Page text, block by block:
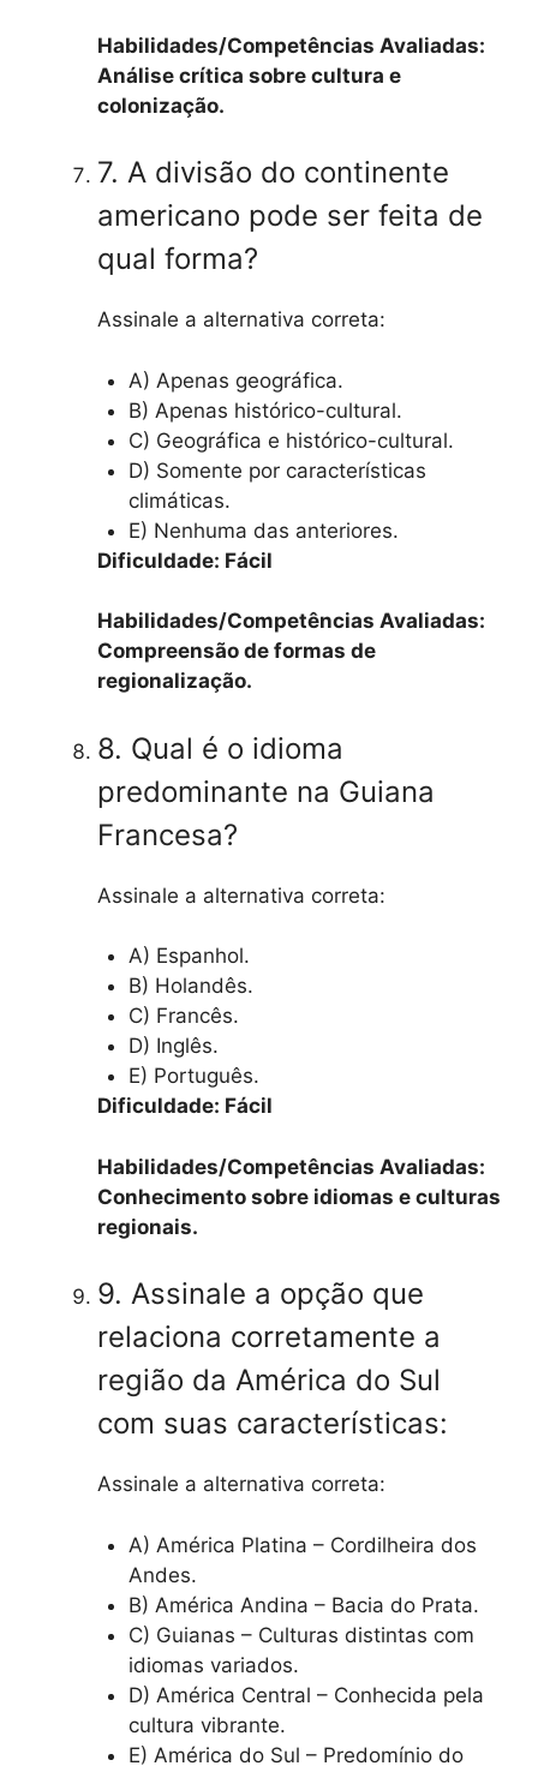
Habilidades/Competências Avaliadas:
Análise crítica sobre cultura e
colonização.
7. A divisão do continente
americano pode ser feita de
qual forma?
Assinale a alternativa correta:
A) Apenas geográfica.
B) Apenas histórico-cultural.
C) Geográfica e histórico-cultural.
D) Somente por características
climáticas.
E) Nenhuma das anteriores.
Dificuldade: Fácil
Habilidades/Competências Avaliadas:
Compreensão de formas de
regionalização.
8. Qual é o idioma
predominante na Guiana
Francesa?
Assinale a alternativa correta:
A) Espanhol.
B) Holandês.
C) Francês.
D) Inglês.
E) Português.
Dificuldade: Fácil
Habilidades/Competências Avaliadas:
Conhecimento sobre idiomas e culturas
regionais.
9. Assinale a opção que
relaciona corretamente a
região da América do Sul
com suas características:
Assinale a alternativa correta:
A) América Platina – Cordilheira dos
Andes.
B) América Andina – Bacia do Prata.
C) Guianas – Culturas distintas com
idiomas variados.
D) América Central – Conhecida pela
cultura vibrante.
E) América do Sul – Predomínio do